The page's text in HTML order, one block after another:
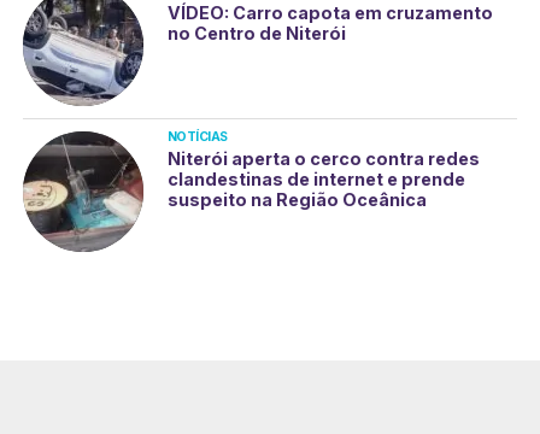
VÍDEO: Carro capota em cruzamento
no Centro de Niterói
NOTÍCIAS
Niterói aperta o cerco contra redes
clandestinas de internet e prende
suspeito na Região Oceânica